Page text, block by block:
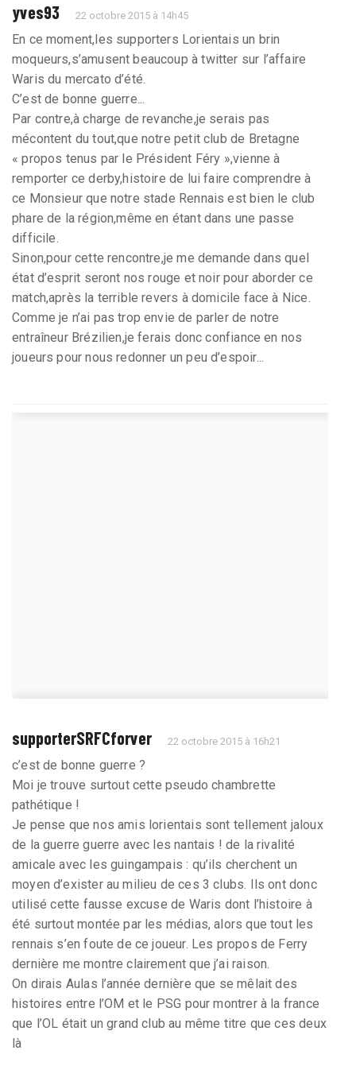
yves93 22 octobre 2015 à 14h45
En ce moment,les supporters Lorientais un brin
moqueurs,s’amusent beaucoup à twitter sur l’affaire
Waris du mercato d’été.
C’est de bonne guerre...
Par contre,à charge de revanche,je serais pas
mécontent du tout,que notre petit club de Bretagne
« propos tenus par le Président Féry »,vienne à
remporter ce derby,histoire de lui faire comprendre à
ce Monsieur que notre stade Rennais est bien le club
phare de la région,même en étant dans une passe
difficile.
Sinon,pour cette rencontre,je me demande dans quel
état d’esprit seront nos rouge et noir pour aborder ce
match,après la terrible revers à domicile face à Nice.
Comme je n’ai pas trop envie de parler de notre
entraîneur Brézilien,je ferais donc confiance en nos
joueurs pour nous redonner un peu d’espoir...
supporterSRFCforver 22 octobre 2015 à 16h21
c’est de bonne guerre ?
Moi je trouve surtout cette pseudo chambrette
pathétique !
Je pense que nos amis lorientais sont tellement jaloux
de la guerre guerre avec les nantais ! de la rivalité
amicale avec les guingampais : qu’ils cherchent un
moyen d’exister au milieu de ces 3 clubs. Ils ont donc
utilisé cette fausse excuse de Waris dont l’histoire à
été surtout montée par les médias, alors que tout les
rennais s’en foute de ce joueur. Les propos de Ferry
dernière me montre clairement que j’ai raison.
On dirais Aulas l’année dernière que se mêlait des
histoires entre l’OM et le PSG pour montrer à la france
que l’OL était un grand club au même titre que ces deux
là